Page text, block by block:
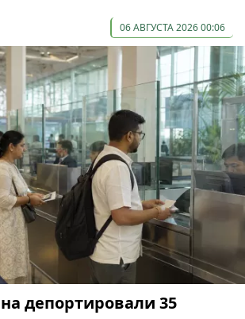
06 АВГУСТА 2026 00:06
депортировали 35